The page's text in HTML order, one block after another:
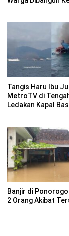
Tangis Haru Ibu
MetroTV di
Ledakan Kapal
Banjir di
2 Orang Akibat